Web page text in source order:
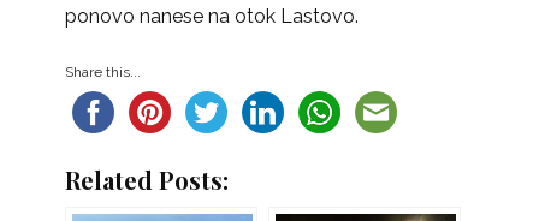
ponovo nanese na otok Lastovo.
Share this...
Related Posts: